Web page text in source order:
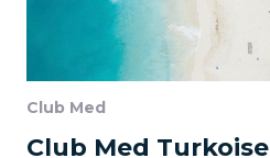
Club Med
Club Med Turkoise